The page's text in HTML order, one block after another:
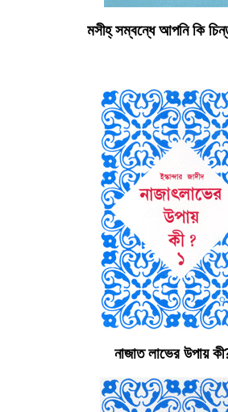
মসীহ্ সম্বন্ধে আপনি কি
নাজাত লাভের উপায়